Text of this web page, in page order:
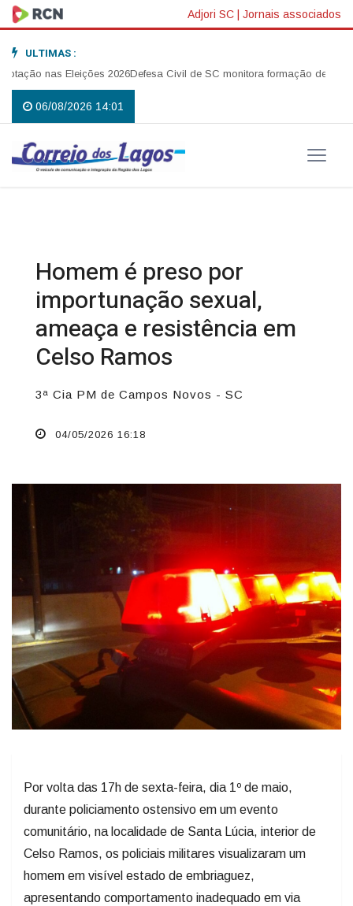
Adjori SC | Jornais associados
ULTIMAS :
nas Eleições 2026Defesa Civil de SC monitora formação de ciclone-
06/08/2026 14:01
Homem é preso por
importunação sexual,
ameaça e resistência em
Celso Ramos
3ª Cia PM de Campos Novos - SC
04/05/2026 16:18
Por volta das 17h de sexta-feira, dia 1º de maio,
durante policiamento ostensivo em um evento
comunitário, na localidade de Santa Lúcia, interior de
Celso Ramos, os policiais militares visualizaram um
homem em visível estado de embriaguez,
apresentando comportamento inadequado em via